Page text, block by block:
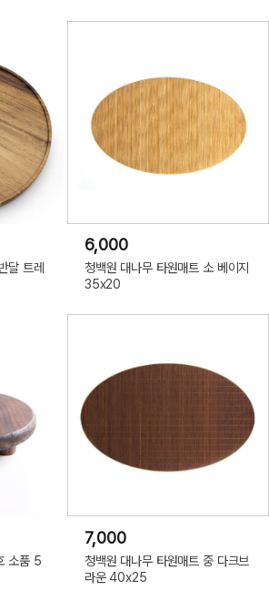
달 트레
6,000
청백원 대나무 타원매트 소 베이지
35x20
소품 5
7,000
청백원 대나무 타원매트 중 다크브
라운 40x25